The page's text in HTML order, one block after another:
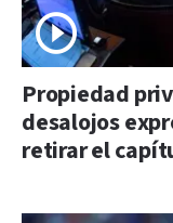
Propiedad
desalojos
retirar el